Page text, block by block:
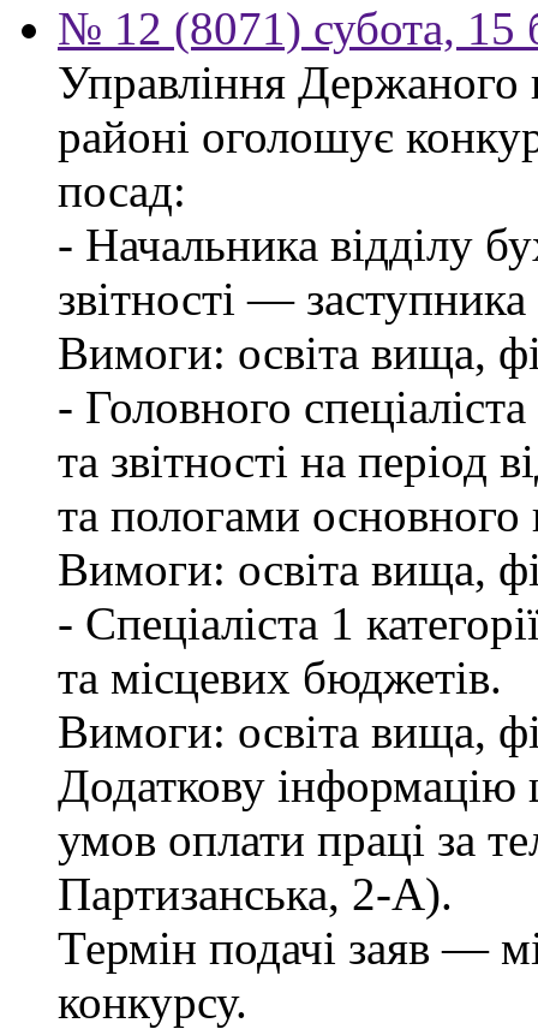
№ 12 (8071) субота, 15
Управління Держаного
районі оголошує
посад:
- Начальника відділу
звітності —
Вимоги: освіта вища,
- Головного
та звітності на період
та пологами основного
Вимоги: освіта вища,
- Спеціаліста 1
та місцевих бюджетів.
Вимоги: освіта вища,
Додаткову інформацію
умов оплати праці за
Партизанська, 2-А).
Термін подачі заяв —
конкурсу.